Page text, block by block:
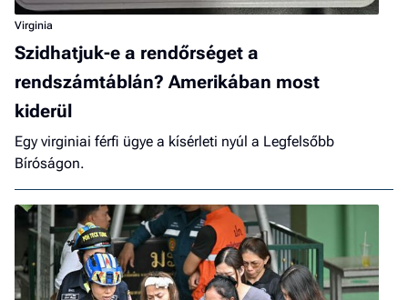
Virginia
Szidhatjuk-e a rendőrséget a
rendszámtáblán? Amerikában most
kiderül
Egy virginiai férfi ügye a kísérleti nyúl a Legfelsőbb
Bíróságon.